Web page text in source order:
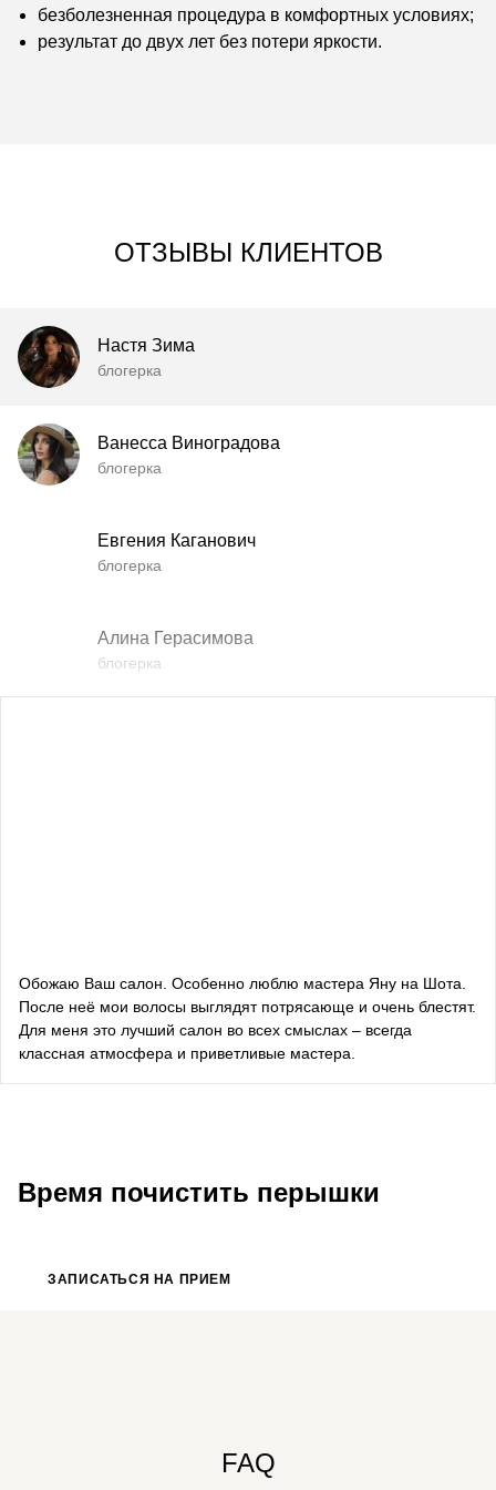
безболезненная процедура в комфортных условиях;
результат до двух лет без потери яркости.
ОТЗЫВЫ КЛИЕНТОВ
Настя Зима
блогерка
Ванесса Виноградова
блогерка
Евгения Каганович
блогерка
Алина Герасимова
блогерка
Bazhana
songwriter
Обожаю Ваш салон. Особенно люблю мастера Яну на Шота.
После неё мои волосы выглядят потрясающе и очень блестят.
Для меня это лучший салон во всех смыслах – всегда
классная атмосфера и приветливые мастера.
Время почистить перышки
ЗАПИСАТЬСЯ НА ПРИЕМ
FAQ